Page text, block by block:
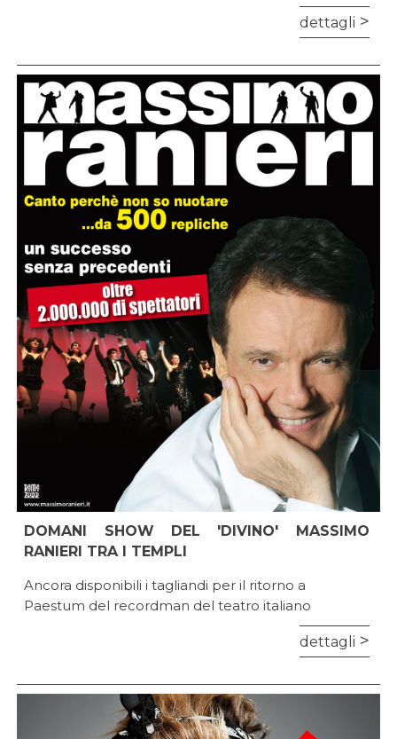
dettagli
DOMANI SHOW DEL 'DIVINO' MASSIMO
RANIERI TRA I TEMPLI
Ancora disponibili i tagliandi per il ritorno a
Paestum del recordman del teatro italiano
dettagli